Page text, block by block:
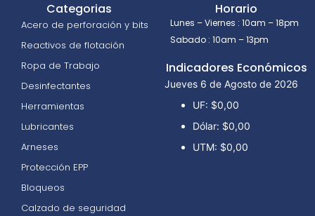
Categorias
Acero de perforación y bits
Reactivos de flotación
Ropa de Trabajo
Desinfectantes
Herramientas
Lubricantes
Arneses
Protección EPP
Bloqueos
Calzado de seguridad
Horario
Lunes – Viernes : 10am – 18pm
Sabado : 10am – 13pm
Indicadores Económicos
Jueves 6 de Agosto de 2026
UF: $0,00
Dólar: $0,00
UTM: $0,00